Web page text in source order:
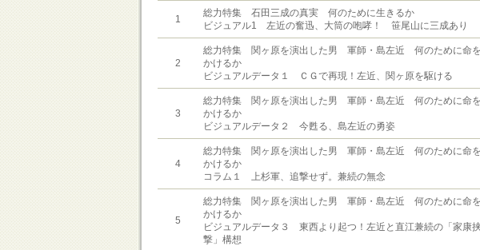
1
総力特集 石田三成の真実 何のために生きるか
ビジュアル1 左近の奮迅、大筒の咆哮！ 笹尾山に三成あり
2
総力特集 関ヶ原を演出した男 軍師・島左近 何のために命を
かけるか
ビジュアルデータ１ ＣＧで再現！左近、関ヶ原を駆ける
3
総力特集 関ヶ原を演出した男 軍師・島左近 何のために命を
かけるか
ビジュアルデータ２ 今甦る、島左近の勇姿
4
総力特集 関ヶ原を演出した男 軍師・島左近 何のために命を
かけるか
コラム１ 上杉軍、追撃せず。兼続の無念
5
総力特集 関ヶ原を演出した男 軍師・島左近 何のために命を
かけるか
ビジュアルデータ３ 東西より起つ！左近と直江兼続の「家康
撃」構想